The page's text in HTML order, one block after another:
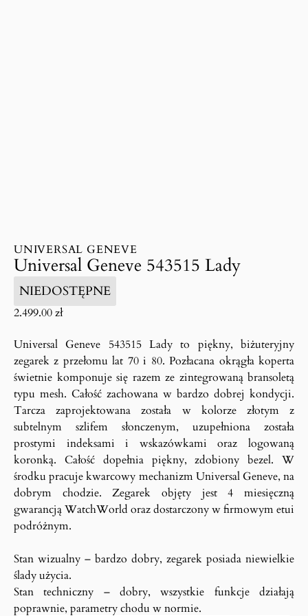
UNIVERSAL GENEVE
Universal Geneve 543515 Lady
NIEDOSTĘPNE
2.499.00zł
Universal Geneve 543515 Lady to piękny, biżuteryjny
zegarek z przełomu lat 70 i 80. Pozłacana okrągła koperta
świetnie komponuje się razem ze zintegrowaną bransoletą
typu mesh. Całość zachowana w bardzo dobrej kondycji.
Tarcza zaprojektowana została w kolorze złotym z
subtelnym szlifem słonczenym, uzupełniona została
prostymi indeksami i wskazówkami oraz logowaną
koronką. Całość dopełnia piękny, zdobiony bezel. W
środku pracuje kwarcowy mechanizm Universal Geneve, na
dobrym chodzie. Zegarek objęty jest 4 miesięczną
gwarancją WatchWorld oraz dostarczony w firmowym etui
podróżnym.
Stan wizualny – bardzo dobry, zegarek posiada niewielkie
ślady użycia.
Stan techniczny – dobry, wszystkie funkcje działają
poprawnie, parametry chodu w normie.